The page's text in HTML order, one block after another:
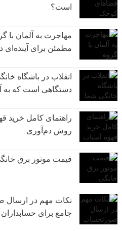
است؟
مطمئن برای
انقلاب در باشگاه
دستگاهی است که به
راهنمای کامل خرید
روش دم‌آوری
قیمت موتور برق
نکات مهم در ارسال
جامع برای